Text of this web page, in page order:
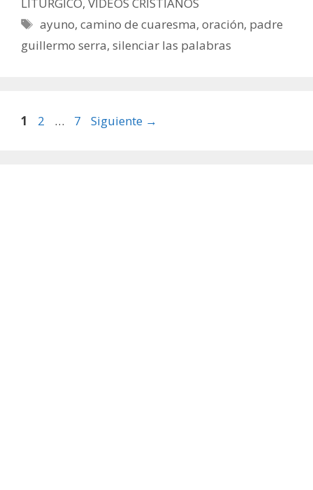
Etiquetas
ayuno,camino de cuaresma,oración, padre
guillermo serra, silenciar las palabras
Página
1 Página
2 … Página
7 Siguiente →